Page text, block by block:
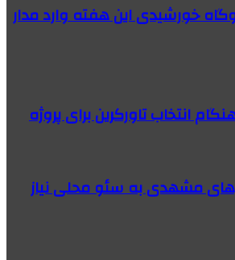
خورشیدی این هفته وارد مدار
مشهدی به سئو محلی نیاز